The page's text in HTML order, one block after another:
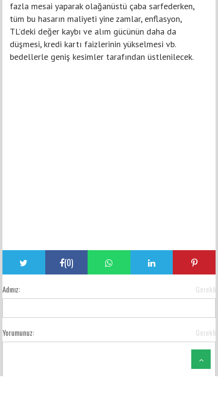
fazla mesai yaparak olağanüstü çaba sarfederken,
tüm bu hasarın maliyeti yine zamlar, enflasyon,
TL’deki değer kaybı ve alım gücünün daha da
düşmesi, kredi kartı faizlerinin yükselmesi vb.
bedellerle geniş kesimler tarafından üstlenilecek.
(0)
Adınız: Gerekli
Yorumunuz: Gerekli